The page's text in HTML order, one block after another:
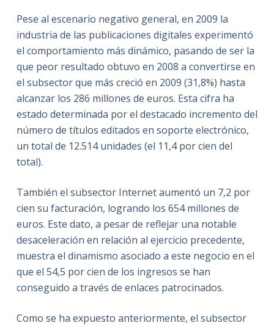
Pese al escenario negativo general, en 2009 la
industria de las publicaciones digitales experimentó
el comportamiento más dinámico, pasando de ser la
que peor resultado obtuvo en 2008 a convertirse en
el subsector que más creció en 2009 (31,8%) hasta
alcanzar los 286 millones de euros. Esta cifra ha
estado determinada por el destacado incremento del
número de títulos editados en soporte electrónico,
un total de 12.514 unidades (el 11,4 por cien del
total).
También el subsector Internet aumentó un 7,2 por
cien su facturación, logrando los 654 millones de
euros. Este dato, a pesar de reflejar una notable
desaceleración en relación al ejercicio precedente,
muestra el dinamismo asociado a este negocio en el
que el 54,5 por cien de los ingresos se han
conseguido a través de enlaces patrocinados.
Como se ha expuesto anteriormente, el subsector